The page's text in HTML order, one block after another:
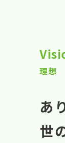
理想
あ
世